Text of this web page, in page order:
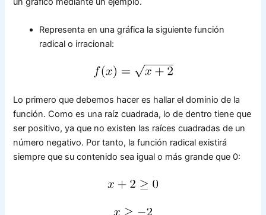
Representa en una gráfica la siguiente función
radical o irracional:
Lo primero que debemos hacer es hallar el dominio de la
función. Como es una raíz cuadrada, lo de dentro tiene que
ser positivo, ya que no existen las raíces cuadradas de un
número negativo. Por tanto, la función radical existirá
siempre que su contenido sea igual o más grande que 0: